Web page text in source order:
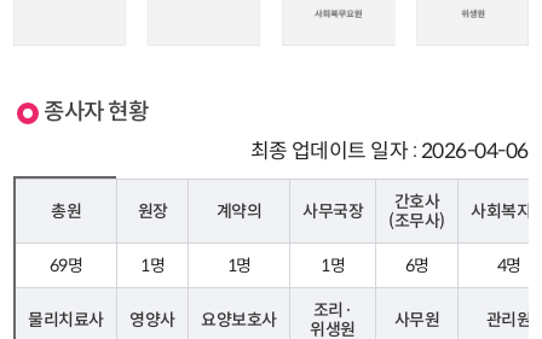
종사자 현황
최종 업데이트 일자 : 2026-04-06
총원 원장 계약의 사무국장
간호사
(조무사)
사회복지
69명 1명 1명 1명 6명 4명
물리치료사 영양사 요양보호사
조리·
위생원
사무원 관리원